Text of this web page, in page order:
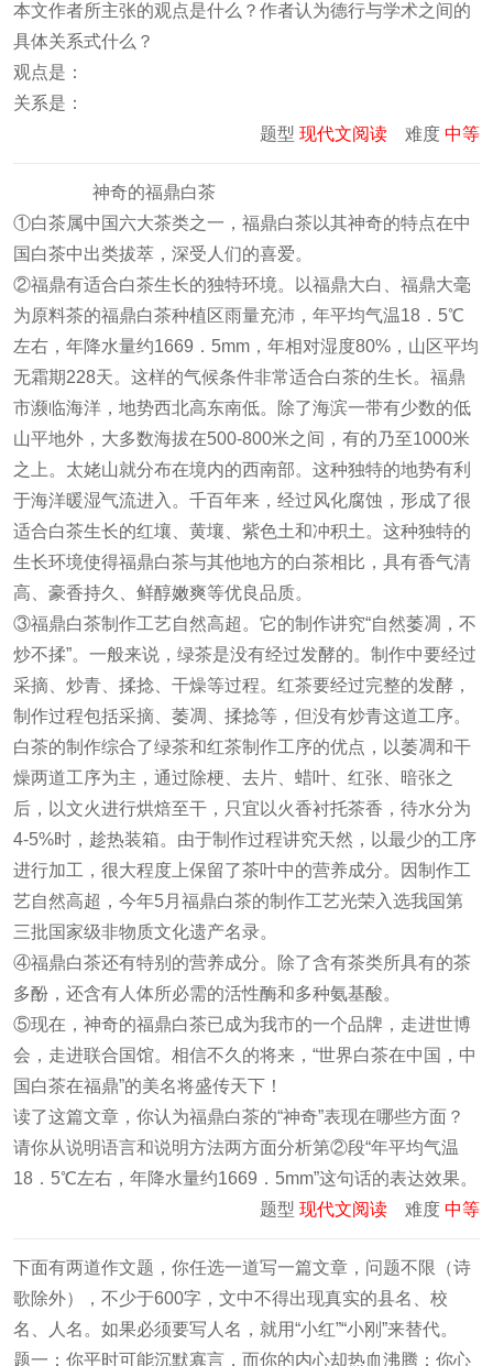
本文作者所主张的观点是什么？作者认为德行与学术之间的
具体关系式什么？
观点是：
关系是：
题型 现代文阅读 难度 中等
神奇的福鼎白茶
①白茶属中国六大茶类之一，福鼎白茶以其神奇的特点在中
国白茶中出类拔萃，深受人们的喜爱。
②福鼎有适合白茶生长的独特环境。以福鼎大白、福鼎大毫
为原料茶的福鼎白茶种植区雨量充沛，年平均气温18．5℃
左右，年降水量约1669．5mm，年相对湿度80%，山区平均
无霜期228天。这样的气候条件非常适合白茶的生长。福鼎
市濒临海洋，地势西北高东南低。除了海滨一带有少数的低
山平地外，大多数海拔在500-800米之间，有的乃至1000米
之上。太姥山就分布在境内的西南部。这种独特的地势有利
于海洋暖湿气流进入。千百年来，经过风化腐蚀，形成了很
适合白茶生长的红壤、黄壤、紫色土和冲积土。这种独特的
生长环境使得福鼎白茶与其他地方的白茶相比，具有香气清
高、豪香持久、鲜醇嫩爽等优良品质。
③福鼎白茶制作工艺自然高超。它的制作讲究“自然萎凋，不
炒不揉”。一般来说，绿茶是没有经过发酵的。制作中要经过
采摘、炒青、揉捻、干燥等过程。红茶要经过完整的发酵，
制作过程包括采摘、萎凋、揉捻等，但没有炒青这道工序。
白茶的制作综合了绿茶和红茶制作工序的优点，以萎凋和干
燥两道工序为主，通过除梗、去片、蜡叶、红张、暗张之
后，以文火进行烘焙至干，只宜以火香衬托茶香，待水分为
4-5%时，趁热装箱。由于制作过程讲究天然，以最少的工序
进行加工，很大程度上保留了茶叶中的营养成分。因制作工
艺自然高超，今年5月福鼎白茶的制作工艺光荣入选我国第
三批国家级非物质文化遗产名录。
④福鼎白茶还有特别的营养成分。除了含有茶类所具有的茶
多酚，还含有人体所必需的活性酶和多种氨基酸。
⑤现在，神奇的福鼎白茶已成为我市的一个品牌，走进世博
会，走进联合国馆。相信不久的将来，“世界白茶在中国，中
国白茶在福鼎”的美名将盛传天下！
读了这篇文章，你认为福鼎白茶的“神奇”表现在哪些方面？
请你从说明语言和说明方法两方面分析第②段“年平均气温
18．5℃左右，年降水量约1669．5mm”这句话的表达效果。
题型 现代文阅读 难度 中等
下面有两道作文题，你任选一道写一篇文章，问题不限（诗
歌除外），不少于600字，文中不得出现真实的县名、校
名、人名。如果必须要写人名，就用“小红”“小刚”来替代。
题一：你平时可能沉默寡言，而你的内心却热血沸腾；你心